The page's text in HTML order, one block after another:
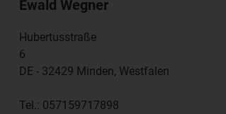
Ewald Wegner
Hubertusstraße
6
DE - 32429 Minden, Westfalen
Tel.: 057159717898